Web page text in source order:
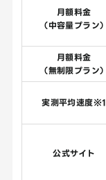
月額料金
（中容量プラン）
月額料金
（無制限プラン）
実測平均速度※1
公式サイト